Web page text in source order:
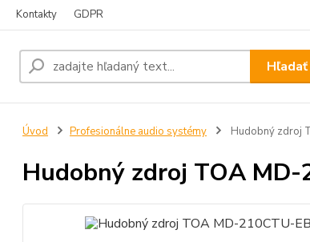
Kontakty GDPR
Hľadať
Úvod Profesionálne audio systémy Hudobný zdroj
Hudobný zdroj TOA MD-